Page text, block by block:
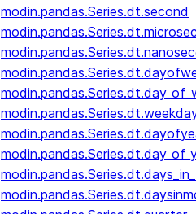
modin.pandas.Series.dt.second